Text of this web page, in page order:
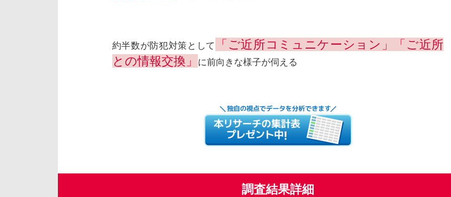
約半数が防犯対策として
「ご近所コミュニケーション」「ご近所
との情報交換」
に前向きな様子が伺える
調査結果詳細